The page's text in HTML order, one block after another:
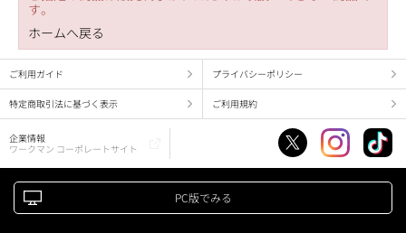
す。
ホームへ戻る
ご利用ガイド プライバシーポリシー
特定商取引法に基づく表示 ご利用規約
企業情報
ワークマン コーポレートサイト
PC版でみる